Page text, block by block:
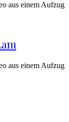
aus einem Aufzug
aus einem Aufzug